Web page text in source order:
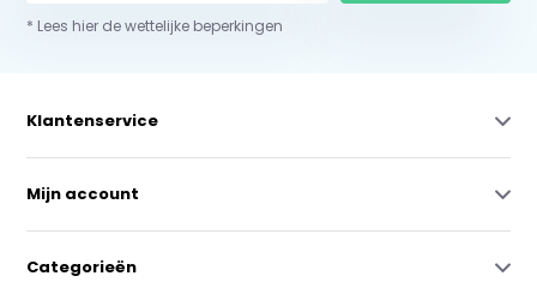
* Lees hier de wettelijke beperkingen
Klantenservice
Mijn account
Categorieën